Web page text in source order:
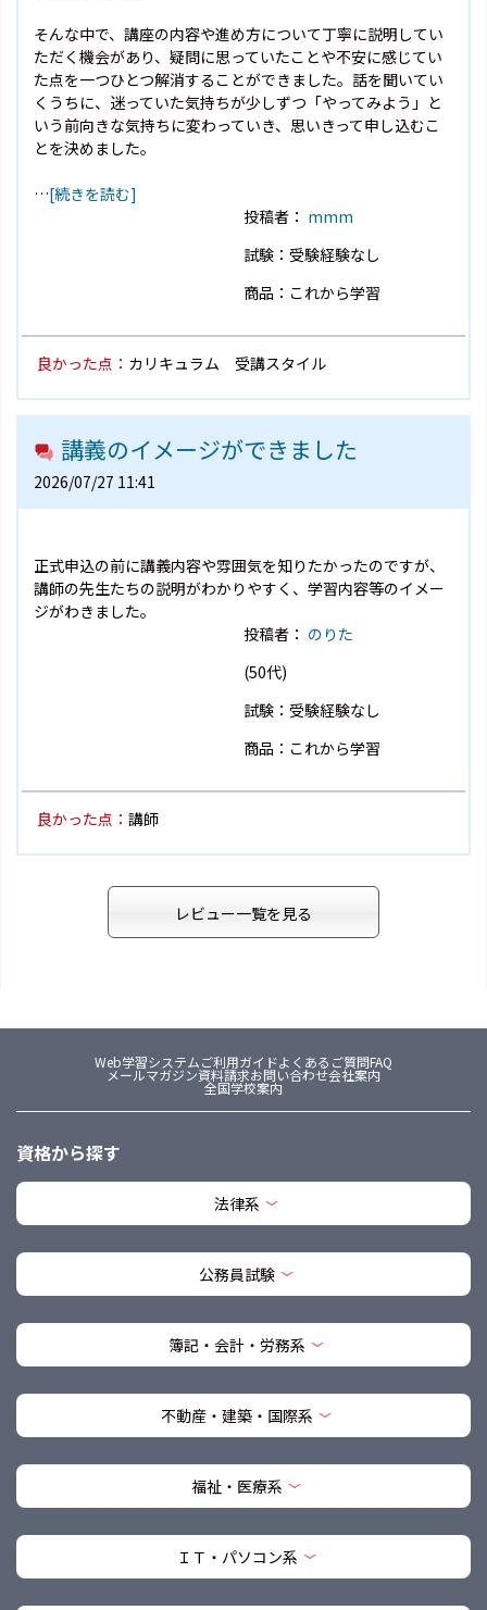
そんな中で、講座の内容や進め方について丁寧に説明してい
ただく機会があり、疑問に思っていたことや不安に感じてい
た点を一つひとつ解消することができました。話を聞いてい
くうちに、迷っていた気持ちが少しずつ「やってみよう」と
いう前向きな気持ちに変わっていき、思いきって申し込むこ
とを決めました。
…[続きを読む]
投稿者： mmm
試験：受験経験なし
商品：これから学習
良かった点： カリキュラム 受講スタイル
講義のイメージができました
2026/07/27 11:41
正式申込の前に講義内容や雰囲気を知りたかったのですが、
講師の先生たちの説明がわかりやすく、学習内容等のイメー
ジがわきました。
投稿者： のりた
(50代)
試験：受験経験なし
商品：これから学習
良かった点： 講師
レビュー一覧を見る
Web学習システムご利用ガイドよくあるご質問FAQ
メールマガジン資料請求お問い合わせ会社案内
全国学校案内
資格から探す
法律系
公務員試験
簿記・会計・労務系
不動産・建築・国際系
福祉・医療系
ＩＴ・パソコン系